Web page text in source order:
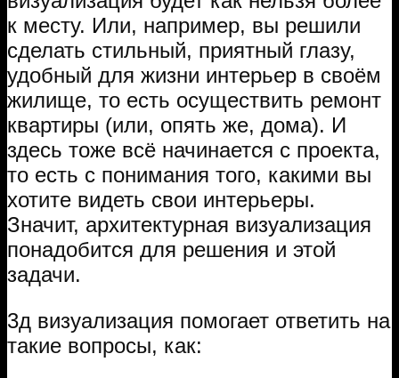
к месту. Или, например, вы решили
сделать стильный, приятный глазу,
удобный для жизни интерьер в своём
жилище, то есть осуществить ремонт
квартиры (или, опять же, дома). И
здесь тоже всё начинается с проекта,
то есть с понимания того, какими вы
хотите видеть свои интерьеры.
Значит, архитектурная визуализация
понадобится для решения и этой
задачи.
3д визуализация помогает ответить на
такие вопросы, как: